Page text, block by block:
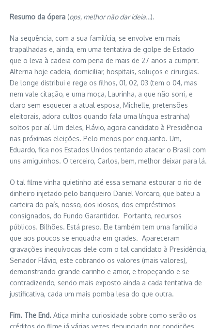
Resumo da ópera (ops, melhor não dar ideia…).
Na sequência, com a sua familícia, se envolve em mais
trapalhadas e, ainda, em uma tentativa de golpe de Estado
que o leva à cadeia com pena de mais de 27 anos a cumprir.
Alterna hoje cadeia, domiciliar, hospitais, soluços e cirurgias.
De longe distribui e rege os filhos, 01, 02, 03 (tem o 04, mas
nem vale citação, e uma moça, Laurinha, a que não sorri, e
claro sem esquecer a atual esposa, Michelle, pretensões
eleitorais, adora cultos quando fala uma língua estranha)
soltos por aí. Um deles, Flávio, agora candidato à Presidência
nas próximas eleições. Pelo menos por enquanto. Um,
Eduardo, fica nos Estados Unidos tentando atacar o Brasil com
uns amiguinhos. O terceiro, Carlos, bem, melhor deixar para lá.
O tal filme vinha quietinho até essa semana estourar o rio de
dinheiro injetado pelo banqueiro Daniel Vorcaro, que bateu a
carteira do país, nosso, dos idosos, dos empréstimos
consignados, do Fundo Garantidor. Portanto, recursos
públicos. Bilhões. Está preso. Ele também tem uma familícia
que aos poucos se enquadra em grades. Apareceram
gravações inequívocas dele com o tal candidato à Presidência,
Senador Flávio, este cobrando os valores (mais valores),
demonstrando grande carinho e amor, e tropeçando e se
contradizendo, sendo mais exposto ainda a cada tentativa de
justificativa, cada um mais pomba lesa do que outra.
Fim. The End. Atiça minha curiosidade sobre como serão os
créditos do filme já várias vezes denunciado por condições